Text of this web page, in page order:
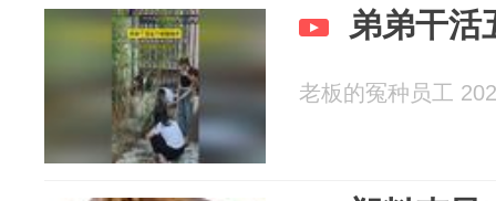
弟弟干活
老板的冤种员工